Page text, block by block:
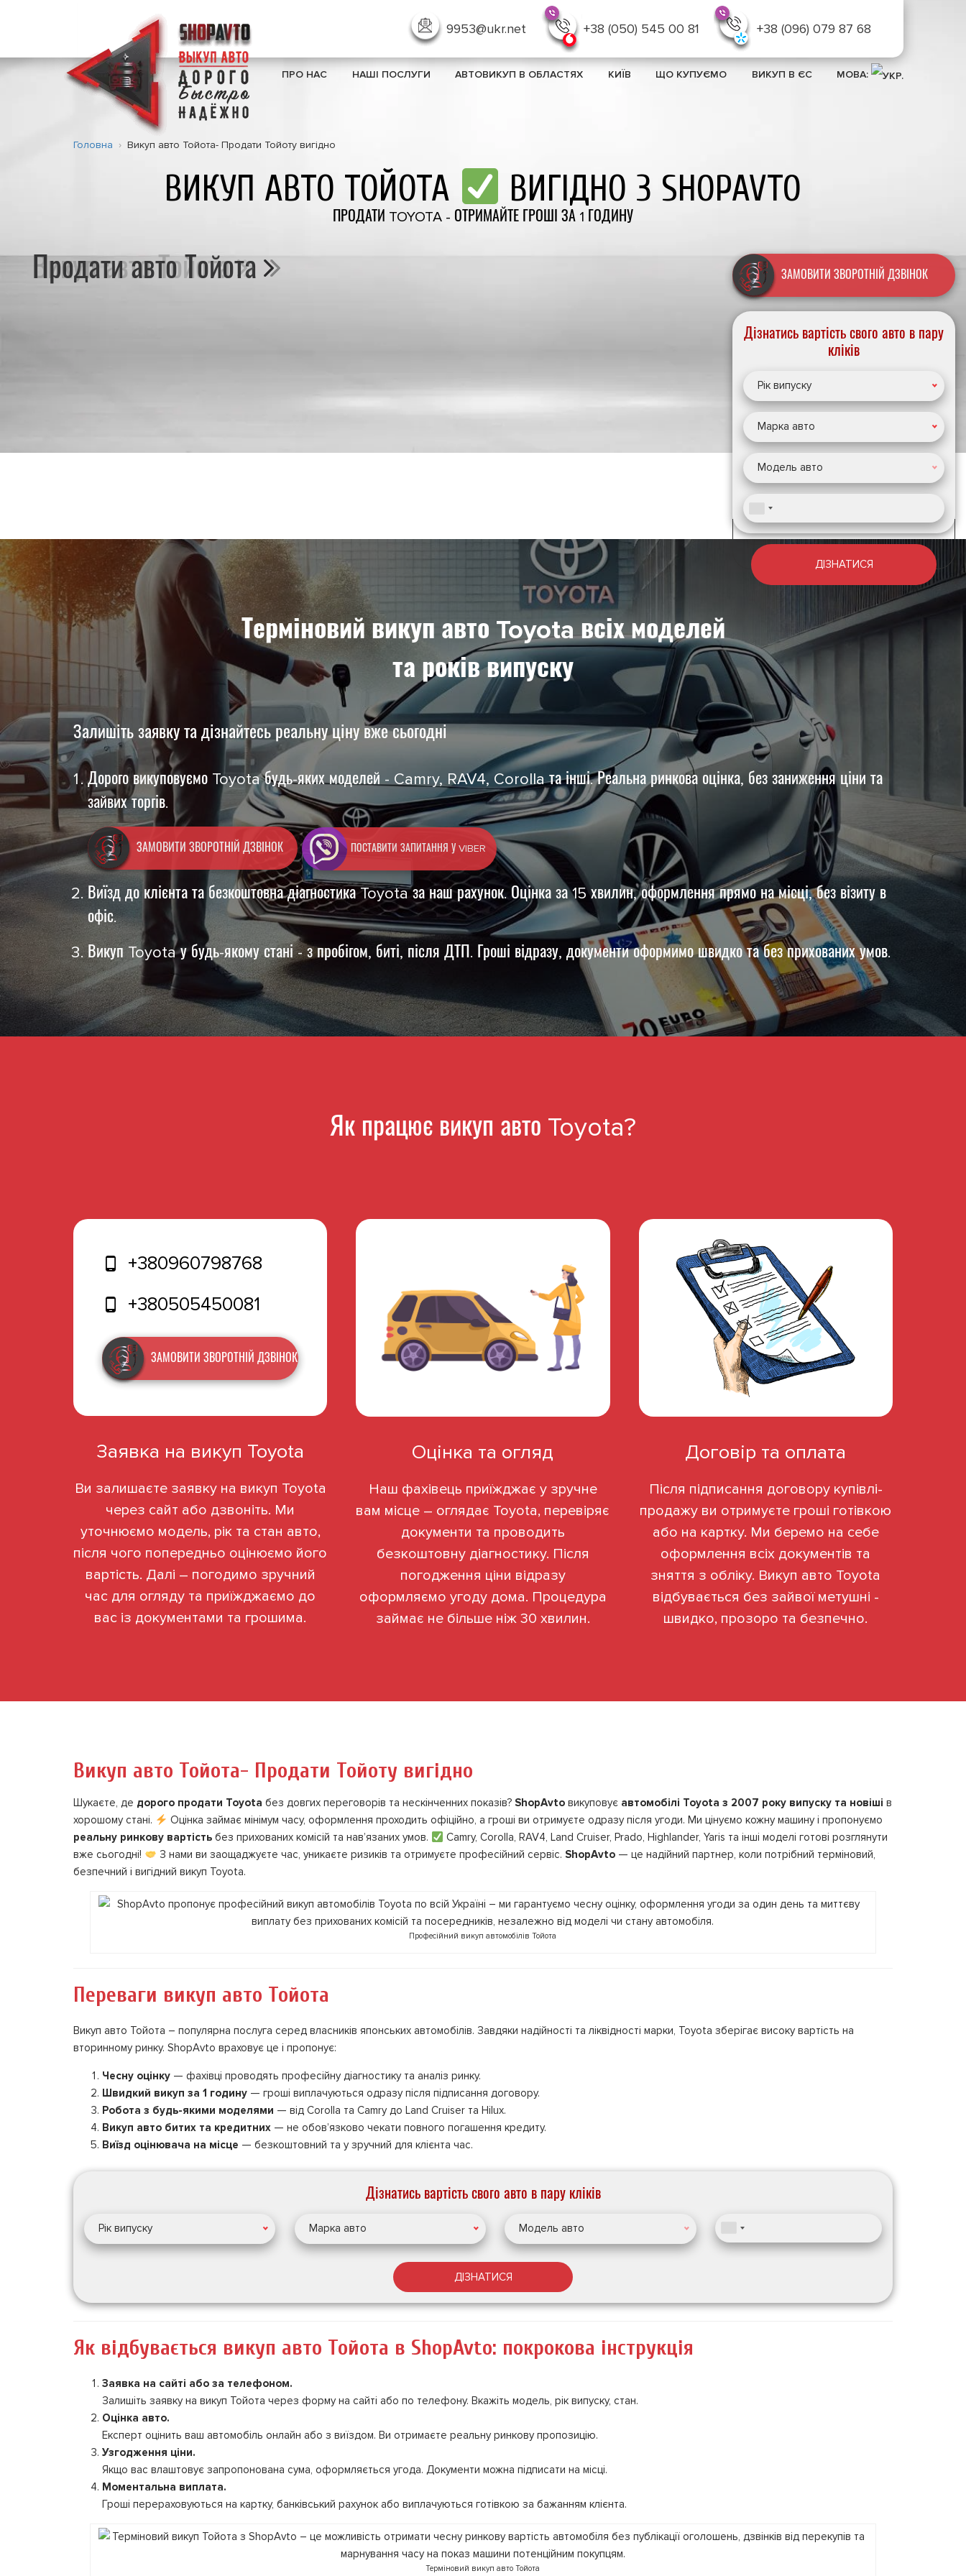
9953@ukr.net +38 (050) 545 00 81 +38 (096) 079 87 68
ПРО НАС НАШІ ПОСЛУГИ АВТОВИКУП В ОБЛАСТЯХ КИЇВ ЩО КУПУЄМО ВИКУП В ЄС МОВА:
Головна Викуп авто Тойота- Продати Тойоту вигідно
ВИКУП АВТО ТОЙОТА ВИГІДНО З SHOPAVTO
ПРОДАТИ TOYOTA - ОТРИМАЙТЕ ГРОШІ ЗА 1 ГОДИНУ
Продати авто Тойота Автовикуп Тойота
ЗАМОВИТИ ЗВОРОТНІЙ ДЗВІНОК
Дізнатись вартість свого авто в пару
кліків
Рік випуску
Марка авто
Модель авто
ДІЗНАТИСЯ
Терміновий викуп авто Toyota всіх моделей
та років випуску
Залишіть заявку та дізнайтесь реальну ціну вже сьогодні
Дорого викуповуємо Toyota будь-яких моделей - Camry, RAV4, Corolla та інші. Реальна ринкова оцінка, без заниження ціни та
зайвих торгів.
ЗАМОВИТИ ЗВОРОТНІЙ ДЗВІНОК ПОСТАВИТИ ЗАПИТАННЯ У VIBER
Виїзд до клієнта та безкоштовна діагностика Toyota за наш рахунок. Оцінка за 15 хвилин, оформлення прямо на місці, без візиту в
офіс.
Викуп Toyota у будь-якому стані - з пробігом, биті, після ДТП. Гроші відразу, документи оформимо швидко та без прихованих умов.
Як працює викуп авто Toyota?
+380960798768
+380505450081
ЗАМОВИТИ ЗВОРОТНІЙ ДЗВІНОК
Заявка на викуп Toyota
Ви залишаєте заявку на викуп Toyota
через сайт або дзвоніть. Ми
уточнюємо модель, рік та стан авто,
після чого попередньо оцінюємо його
вартість. Далі – погодимо зручний
час для огляду та приїжджаємо до
вас із документами та грошима.
Оцінка та огляд
Наш фахівець приїжджає у зручне
вам місце – оглядає Toyota, перевіряє
документи та проводить
безкоштовну діагностику. Після
погодження ціни відразу
оформляємо угоду дома. Процедура
займає не більше ніж 30 хвилин.
Договір та оплата
Після підписання договору купівлі-
продажу ви отримуєте гроші готівкою
або на картку. Ми беремо на себе
оформлення всіх документів та
зняття з обліку. Викуп авто Toyota
відбувається без зайвої метушні -
швидко, прозоро та безпечно.
Викуп авто Тойота- Продати Тойоту вигідно
Шукаєте, де дорого продати Toyota без довгих переговорів та нескінченних показів? ShopAvto викуповує автомобілі Toyota з 2007 року випуску та новіші в
хорошому стані.
Оцінка займає мінімум часу, оформлення проходить офіційно, а гроші ви отримуєте одразу після угоди. Ми цінуємо кожну машину і пропонуємо
реальну ринкову вартість без прихованих комісій та нав’язаних умов.
Camry, Corolla, RAV4, Land Cruiser, Prado, Highlander, Yaris та інші моделі готові розглянути
вже сьогодні!
З нами ви заощаджуєте час, уникаєте ризиків та отримуєте професійний сервіс.ShopAvto — це надійний партнер, коли потрібний терміновий,
безпечний і вигідний викуп Toyota.
Професійний викуп автомобілів Тойота
Переваги викуп авто Тойота
Викуп авто Тойота – популярна послуга серед власників японських автомобілів. Завдяки надійності та ліквідності марки, Toyota зберігає високу вартість на
вторинному ринку. ShopAvto враховує це і пропонує:
Чесну оцінку — фахівці проводять професійну діагностику та аналіз ринку.
Швидкий викуп за 1 годину — гроші виплачуються одразу після підписання договору.
Робота з будь-якими моделями — від Corolla та Camry до Land Cruiser та Hilux.
Викуп авто битих та кредитних — не обов’язково чекати повного погашення кредиту.
Виїзд оцінювача на місце — безкоштовний та у зручний для клієнта час.
Дізнатись вартість свого авто в пару кліків
Рік випуску Марка авто Модель авто
ДІЗНАТИСЯ
Як відбувається викуп авто Тойота в ShopAvto: покрокова інструкція
Заявка на сайті або за телефоном.
Залишіть заявку на викуп Тойота через форму на сайті або по телефону. Вкажіть модель, рік випуску, стан.
Оцінка авто.
Експерт оцінить ваш автомобіль онлайн або з виїздом. Ви отримаєте реальну ринкову пропозицію.
Узгодження ціни.
Якщо вас влаштовує запропонована сума, оформляється угода. Документи можна підписати на місці.
Моментальна виплата.
Гроші перераховуються на картку, банківський рахунок або виплачуються готівкою за бажанням клієнта.
Терміновий викуп авто Тойота